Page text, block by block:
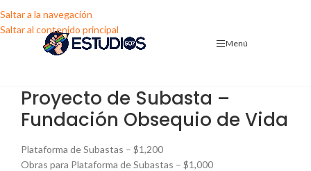
Saltar a la navegación
Saltar al contenido principal
Menú
Proyecto de Subasta –
Fundación Obsequio de Vida
Plataforma de Subastas – $1,200
Obras para Plataforma de Subastas – $1,000